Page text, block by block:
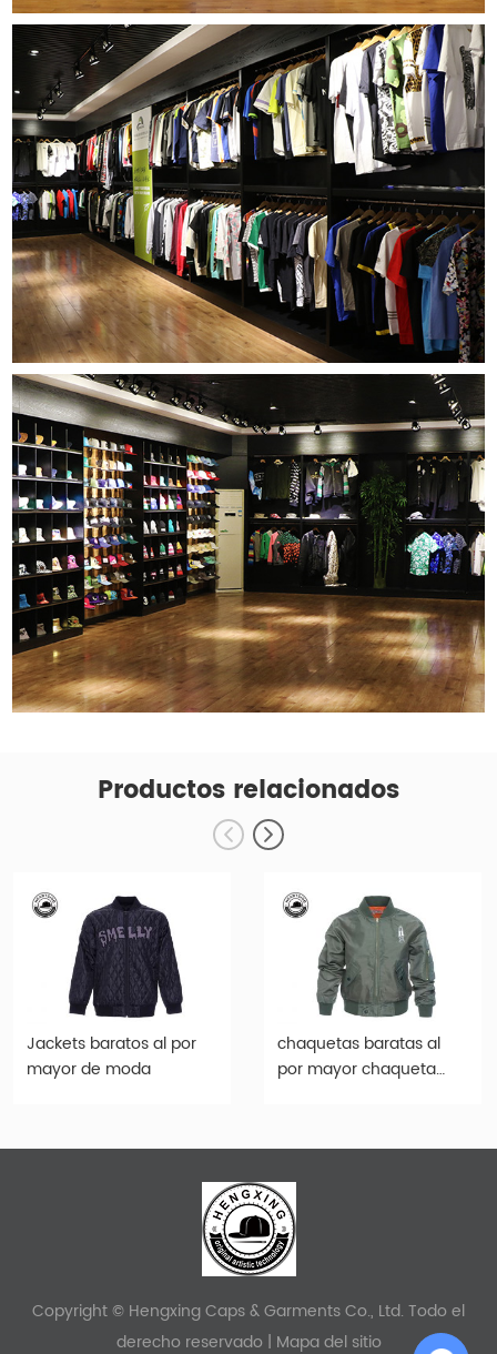
Productos relacionados
Jackets baratos al por
mayor de moda
chaquetas baratas al
por mayor chaqueta
Copyright © Hengxing Caps & Garments Co., Ltd. Todo el
derecho reservado | Mapa del sitio